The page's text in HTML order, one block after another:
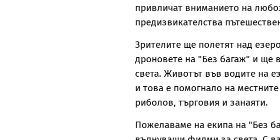
привличат вниманието на
предизвикателства
Зрителите ще полетят над
дроновете на "Без багаж" и ще
света. Животът във водите на
и това е помогнало на
риболов, търговия и занаяти.
Пожелаваме на екипа на "Без